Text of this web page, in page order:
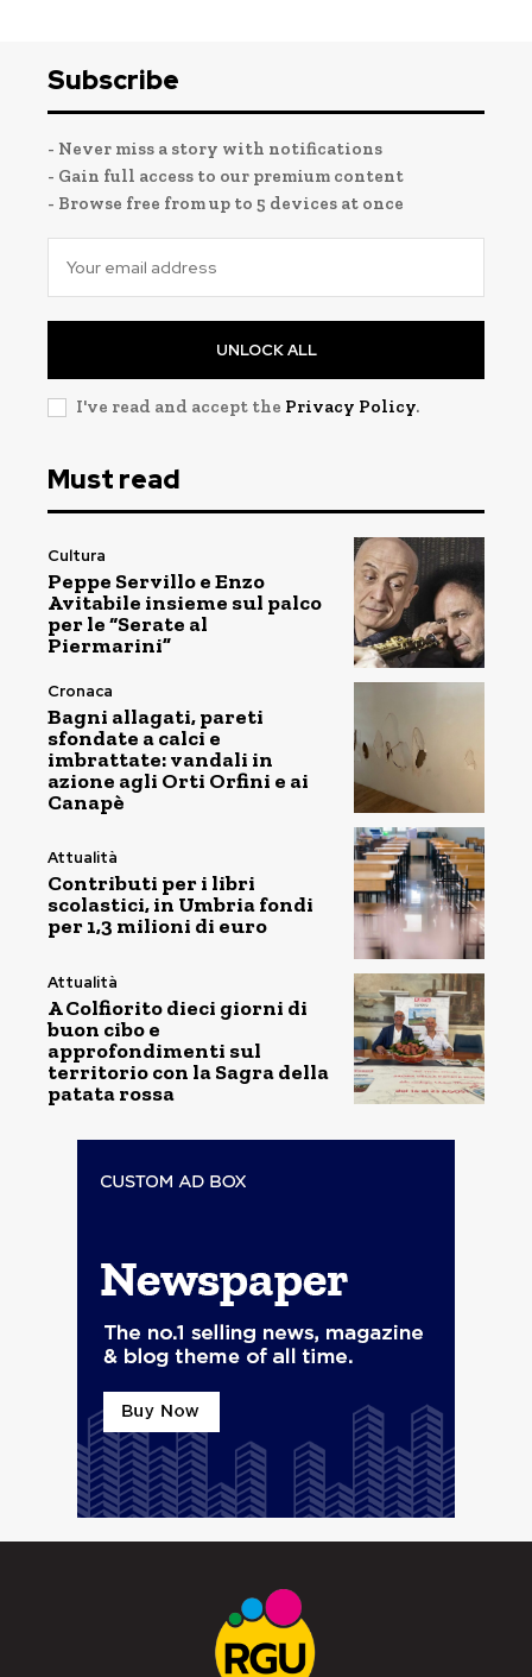
Subscribe
- Never miss a story with notifications
- Gain full access to our premium content
- Browse free from up to 5 devices at once
UNLOCK ALL
I've read and accept the Privacy Policy.
Must read
Cultura
Peppe Servillo e Enzo
Avitabile insieme sul palco
per le “Serate al
Piermarini”
Cronaca
Bagni allagati, pareti
sfondate a calci e
imbrattate: vandali in
azione agli Orti Orfini e ai
Canapè
Attualità
Contributi per i libri
scolastici, in Umbria fondi
per 1,3 milioni di euro
Attualità
A Colfiorito dieci giorni di
buon cibo e
approfondimenti sul
territorio con la Sagra della
patata rossa